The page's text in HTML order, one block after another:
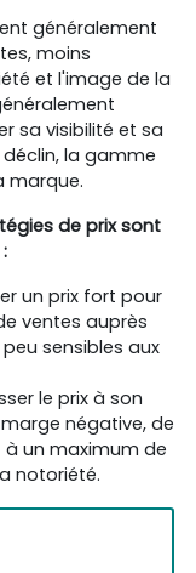
généralement
moins
et l'image de la
sa visibilité et sa
la gamme
marque.
de prix sont
un prix fort pour
ventes auprès
sensibles aux
le prix à son
négative, de
un maximum de
notoriété.